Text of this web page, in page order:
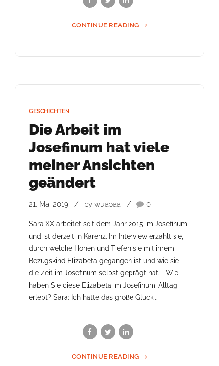
CONTINUE READING
GESCHICHTEN
Die Arbeit im
Josefinum hat viele
meiner Ansichten
geändert
21. Mai 2019 by wuapaa 0
Sara XX arbeitet seit dem Jahr 2015 im Josefinum
und ist derzeit in Karenz. Im Interview erzählt sie,
durch welche Höhen und Tiefen sie mit ihrem
Bezugskind Elizabeta gegangen ist und wie sie
die Zeit im Josefinum selbst geprägt hat. Wie
haben Sie diese Elizabeta im Josefinum-Alltag
erlebt? Sara: Ich hatte das große Glück...
CONTINUE READING